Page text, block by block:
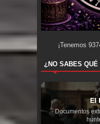
¡Tenemos
¿NO SABES QUÉ
El
- Documentos